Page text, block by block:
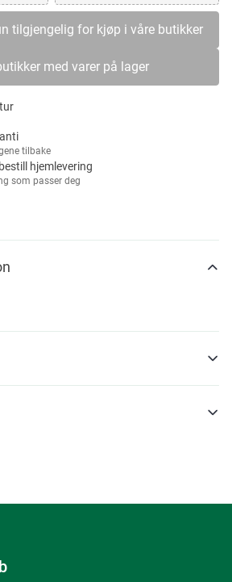
tilgjengelig for kjøp i våre butikker
med varer på lager
tilbake
hjemlevering
som passer deg